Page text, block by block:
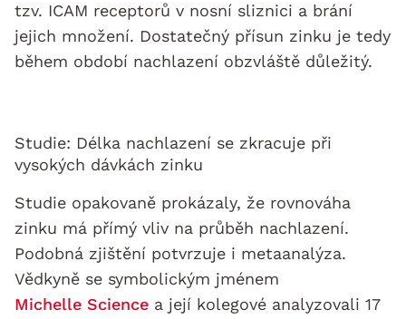
tzv. ICAM receptorů v nosní sliznici a brání
jejich množení. Dostatečný přísun zinku je tedy
během období nachlazení obzvláště důležitý.
Studie: Délka nachlazení se zkracuje při
vysokých dávkách zinku
Studie opakovaně prokázaly, že rovnováha
zinku má přímý vliv na průběh nachlazení.
Podobná zjištění potvrzuje i metaanalýza.
Vědkyně se symbolickým jménem
Michelle Science a její kolegové analyzovali 17